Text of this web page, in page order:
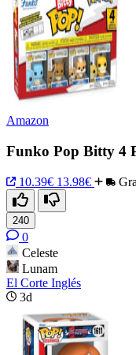
Amazon
Funko Pop Bitty 4
10.39€ 13.98€
240
0
Celeste
Lunam
El Corte Inglés
3d